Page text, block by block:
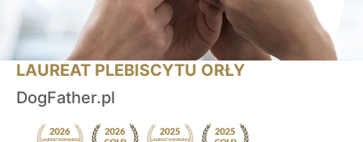
LAUREAT PLEBISCYTU ORŁY
DogFather.pl